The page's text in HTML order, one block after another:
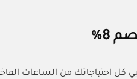
8%
كل احتياجاتك من الساعات